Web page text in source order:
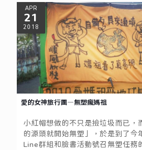
力回饋當地，同時看見小島最真實
APR
21
2018
愛的女神旅行團—無塑瘋媽祖
小紅帽想做的不只是撿垃圾而已，
的源頭就開始無塑」，於是到了今
Line群組和臉書活動號召無塑任務